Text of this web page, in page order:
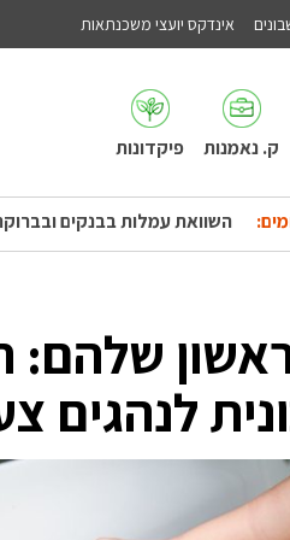
אינדקס יועצי משכנתאות
ק. נאמנות פיקדונות
השוואת עמלות בבנקים
שלהם:
לנהגים